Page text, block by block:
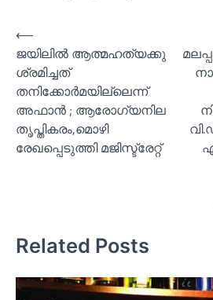
Post
navigation
⟵
ജയിലില്‍ ആത്മഹത്യക്കു
ശ്രമിച്ചത്
തനിക്കോര്‍മയില്ലെന്ന്
അഫാൻ ; ആരോഗ്യനില
തൃപ്തികരം,മൊഴി
രേഖപ്പെടുത്തി മജിസ്ട്രേറ്റ്‌
Related Posts